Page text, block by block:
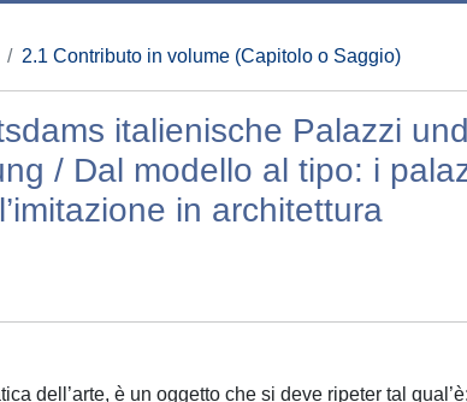
2.1 Contributo in volume (Capitolo o Saggio)
italienische Palazzi
/ Dal modello al tipo: i
in architettura
dell’arte, è un oggetto che si deve ripeter tal